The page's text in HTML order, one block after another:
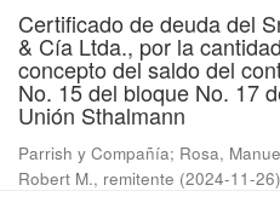
Certificado de deuda del
& Cía Ltda., por la
concepto del saldo del
No. 15 del bloque No. 17
Unión Sthalmann
Parrish y Compañía; Rosa,
Robert M., remitente (2024-11-26)